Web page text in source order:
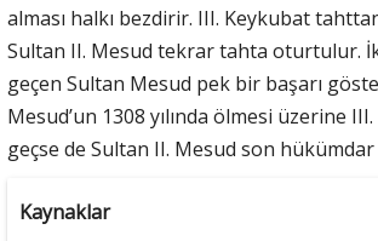
alması halkı bezdirir. III. Keykubat
Sultan II. Mesud tekrar tahta oturtulur.
geçen Sultan Mesud pek bir başarı
Mesud’un 1308 yılında ölmesi üzerine
geçse de Sultan II. Mesud son
Kaynaklar